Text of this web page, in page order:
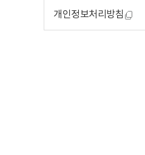
개인정보처리방침